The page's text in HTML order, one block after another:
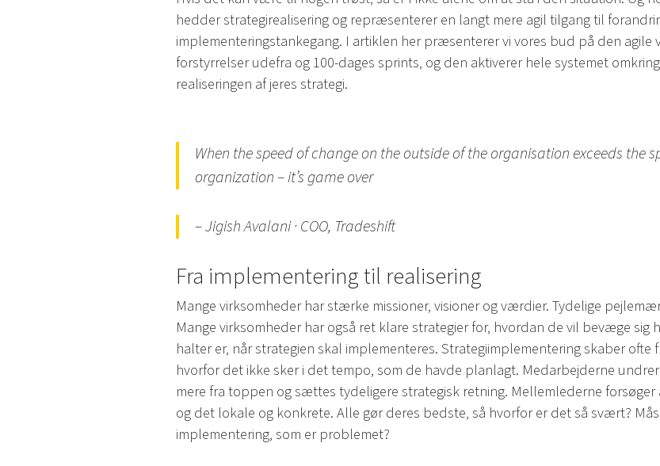
hedder strategirealisering og repræsenterer en langt mere agil tilgang til
implementeringstankegang. I artiklen her præsenterer vi vores bud på den
forstyrrelser udefra og 100-dages sprints, og den aktiverer hele systemet
realiseringen af jeres strategi.
When the speed of change on the outside of the organisation exceeds the
organization – it’s game over
– Jigish Avalani · COO, Tradeshift
Fra implementering til realisering
Mange virksomheder har stærke missioner, visioner og værdier. Tydelige
Mange virksomheder har også ret klare strategier for, hvordan de vil bevæge sig
halter er, når strategien skal implementeres. Strategiimplementering skaber
hvorfor det ikke sker i det tempo, som de havde planlagt. Medarbejderne
mere fra toppen og sættes tydeligere strategisk retning. Mellemlederne
og det lokale og konkrete. Alle gør deres bedste, så hvorfor er det så svært?
implementering, som er problemet?